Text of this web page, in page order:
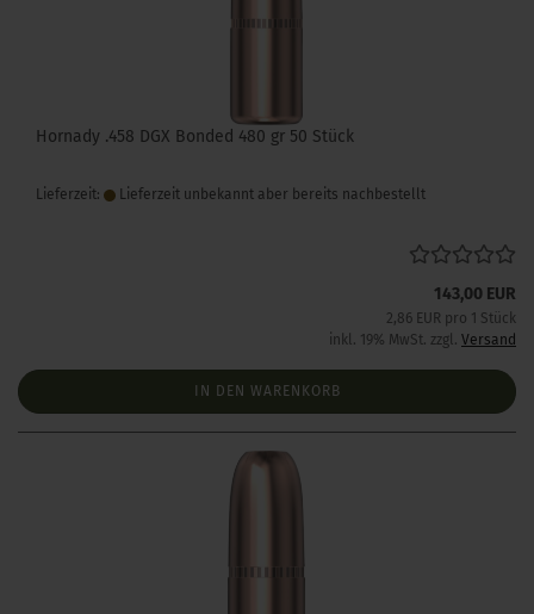
Hornady .458 DGX Bonded 480 gr 50 Stück
Lieferzeit: Lieferzeit unbekannt aber bereits nachbestellt
143,00 EUR
2,86 EUR pro 1 Stück
inkl. 19% MwSt. zzgl. Versand
IN DEN WARENKORB